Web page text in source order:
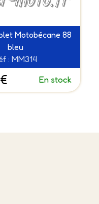
Motobécane 88
bleu
: MM314
En stock